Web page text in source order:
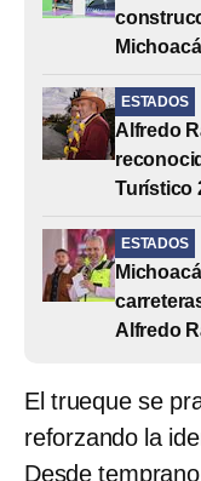
ESTADOS
Alfredo
Turístico
ESTADOS
Alfredo
El trueque se
reforzando la
Desde